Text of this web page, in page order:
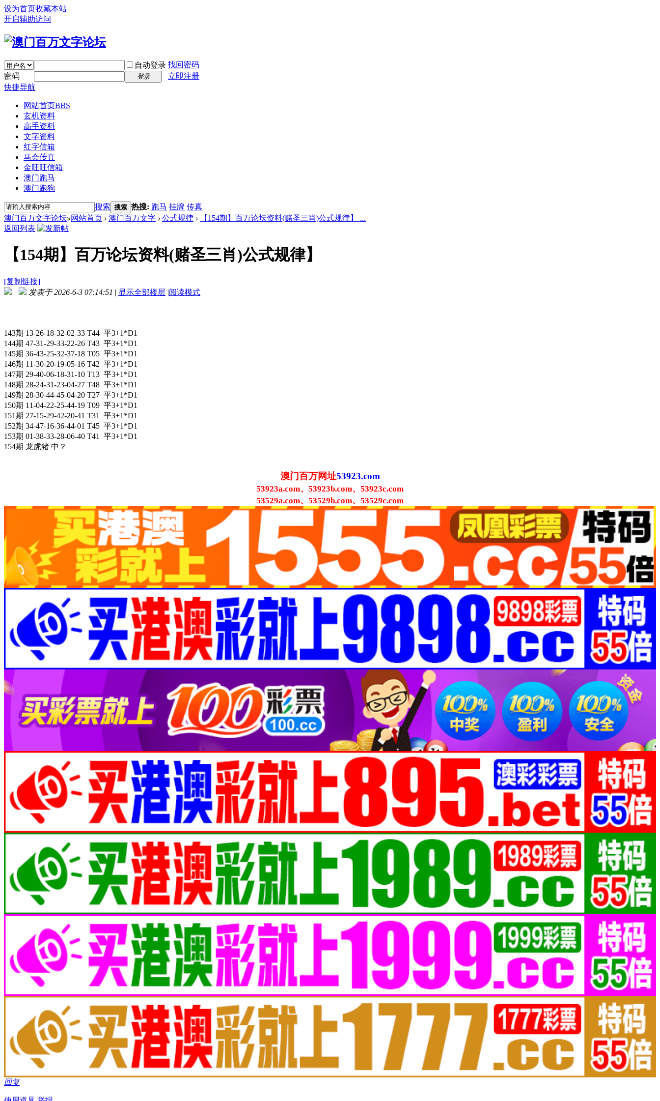
设为首页收藏本站
开启辅助访问
自动登录 找回密码
密码
登录
立即注册
快捷导航
网站首页BBS
玄机资料
高手资料
文字资料
红字信箱
马会传真
金旺旺信箱
澳门跑马
澳门跑狗
搜索 搜索 热搜: 跑马 挂牌 传真
澳门百万文字论坛»网站首页 › 澳门百万文字 › 公式规律 ›
【154期】百万论坛资料(赌圣三肖)公式规律】 ...
返回列表
【154期】百万论坛资料(赌圣三肖)公式规律】
[复制链接]
发表于 2026-6-3 07:14:51 | 显示全部楼层 |阅读模式
143期 13-26-18-32-02-33 T44 平3+1*D1
144期 47-31-29-33-22-26 T43 平3+1*D1
145期 36-43-25-32-37-18 T05 平3+1*D1
146期 11-30-20-19-05-16 T42 平3+1*D1
147期 29-40-06-18-31-10 T13 平3+1*D1
148期 28-24-31-23-04-27 T48 平3+1*D1
149期 28-30-44-45-04-20 T27 平3+1*D1
150期 11-04-22-25-44-19 T09 平3+1*D1
151期 27-15-29-42-20-41 T31 平3+1*D1
152期 34-47-16-36-44-01 T45 平3+1*D1
153期 01-38-33-28-06-40 T41 平3+1*D1
154期 龙虎猪 中？
澳门百万网址53923.com
53923a.com、53923b.com、53923c.com
53529a.com、53529b.com、53529c.com
回复